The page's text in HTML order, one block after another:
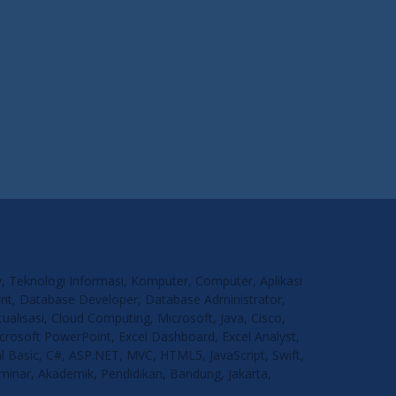
Teknologi Informasi, Komputer, Computer, Aplikasi
Database Developer, Database Administrator,
Cloud Computing, Microsoft, Java, Cisco,
PowerPoint, Excel Dashboard, Excel Analyst,
C#, ASP.NET, MVC, HTML5, JavaScript, Swift,
Akademik, Pendidikan, Bandung, Jakarta,